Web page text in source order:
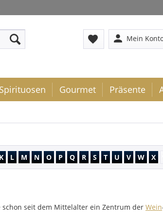
favorite person Mein
Spirituosen Gourmet Präsente
L M N O P Q R S T U V W X
schon seit dem Mittelalter ein Zentrum der Wein